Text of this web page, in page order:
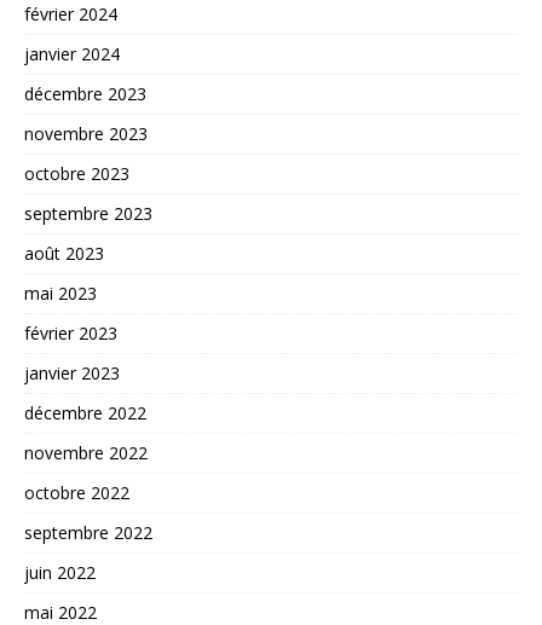
février 2024
janvier 2024
décembre 2023
novembre 2023
octobre 2023
septembre 2023
août 2023
mai 2023
février 2023
janvier 2023
décembre 2022
novembre 2022
octobre 2022
septembre 2022
juin 2022
mai 2022